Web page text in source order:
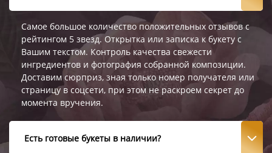
Самое большое количество положительных отзывов с
рейтингом 5 звезд. Открытка или записка к букету с
Вашим текстом. Контроль качества свежести
ингредиентов и фотография собранной композиции.
Доставим сюрприз, зная только номер получателя или
страницу в соцсети, при этом не раскроем секрет до
момента вручения.
Есть готовые букеты в наличии?